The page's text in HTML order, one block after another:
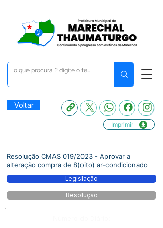
Voltar
Imprimir
Resolução CMAS 019/2023 - Aprovar a
alteração compra de 8(oito) ar-condicionado
Legislação
Resolução